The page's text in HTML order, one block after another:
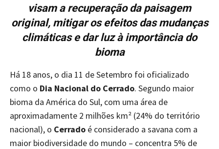
visam a recuperação da paisagem
original, mitigar os efeitos das mudanças
climáticas e dar luz à importância do
bioma
Há 18 anos, o dia 11 de Setembro foi oficializado
como o Dia Nacional do Cerrado. Segundo maior
bioma da América do Sul, com uma área de
aproximadamente 2 milhões km² (24% do território
nacional), o Cerrado é considerado a savana com a
maior biodiversidade do mundo – concentra 5% de